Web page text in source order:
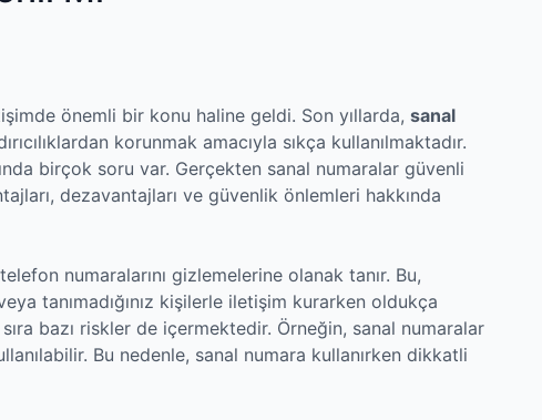
önemli bir konu haline geldi. Son yıllarda, sanal
korunmak amacıyla sıkça kullanılmaktadır.
birçok soru var. Gerçekten sanal numaralar güvenli
dezavantajları ve güvenlik önlemleri hakkında
numaralarını gizlemelerine olanak tanır. Bu,
tanımadığınız kişilerle iletişim kurarken oldukça
bazı riskler de içermektedir. Örneğin, sanal numaralar
Bu nedenle, sanal numara kullanırken dikkatli